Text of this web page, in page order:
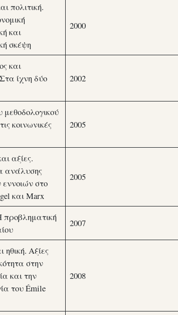
πολιτική.
και
σκέψη
2000
και
ίχνη δύο
2002
μεθοδολογικού
κοινωνικές
2005
αξίες.
ανάλυσης
εννοιών στο
και Marx
2005
προβληματική
2007
ηθική. Αξίες
στην
και την
του Émile
2008